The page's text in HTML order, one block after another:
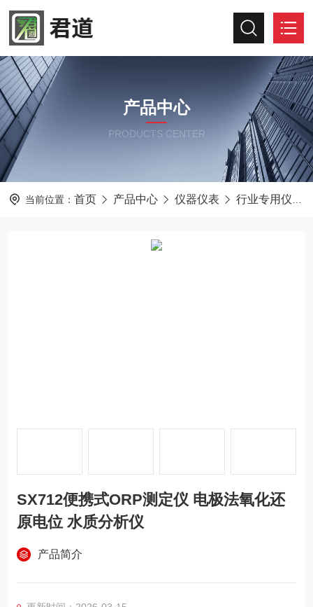
产品中心
PRODUCTS CENTER
当前位置： 首页 产品中心 仪器仪表 行业专用仪器仪表
SX712便携式ORP测定仪 电极法氧化还
原电位 水质分析仪
产品简介